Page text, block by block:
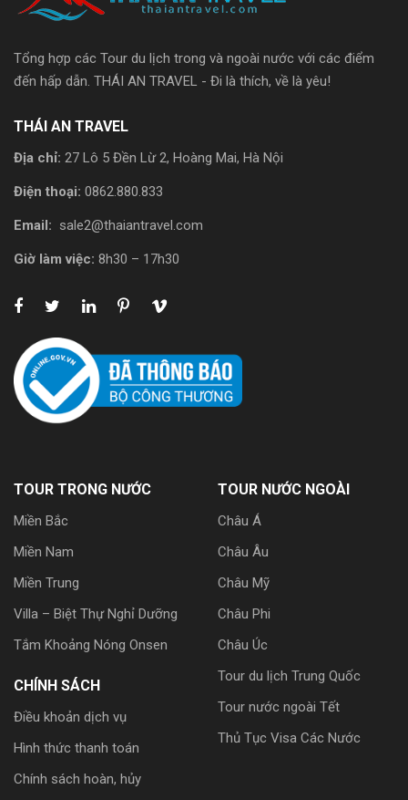
Tổng hợp các Tour du lịch trong và ngoài nước với các điểm
đến hấp dẫn. THÁI AN TRAVEL - Đi là thích, về là yêu!
THÁI AN TRAVEL
Địa chỉ: 27 Lô 5 Đền Lừ 2, Hoàng Mai, Hà Nội
Điện thoại: 0862.880.833
Email: sale2@thaiantravel.com
Giờ làm việc: 8h30 – 17h30
TOUR TRONG NƯỚC
Miền Bắc
Miền Nam
Miền Trung
Villa – Biệt Thự Nghỉ Dưỡng
Tắm Khoảng Nóng Onsen
CHÍNH SÁCH
Điều khoản dịch vụ
Hình thức thanh toán
Chính sách hoàn, hủy
TOUR NƯỚC NGOÀI
Châu Á
Châu Âu
Châu Mỹ
Châu Phi
Châu Úc
Tour du lịch Trung Quốc
Tour nước ngoài Tết
Thủ Tục Visa Các Nước